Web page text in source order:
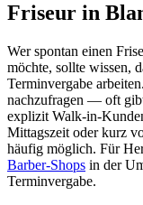
Friseur in
Wer spontan einen
möchte, sollte wissen,
Terminvergabe
nachzufragen — oft
explizit Walk-in-
Mittagszeit oder kurz
häufig möglich. Für
Barber-Shops in der
Terminvergabe.